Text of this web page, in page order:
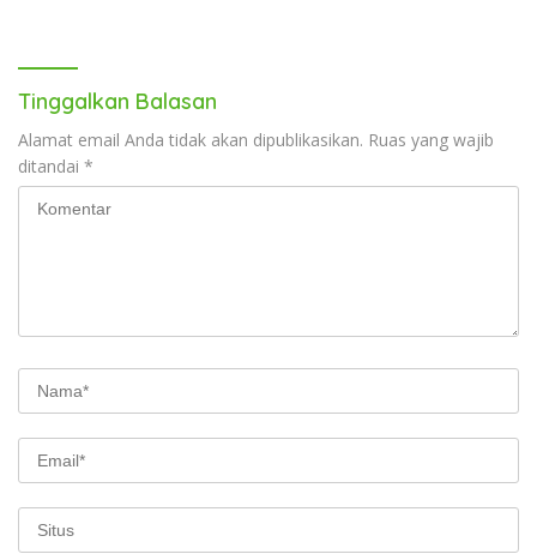
Tinggalkan Balasan
Alamat email Anda tidak akan dipublikasikan. Ruas yang wajib
ditandai *